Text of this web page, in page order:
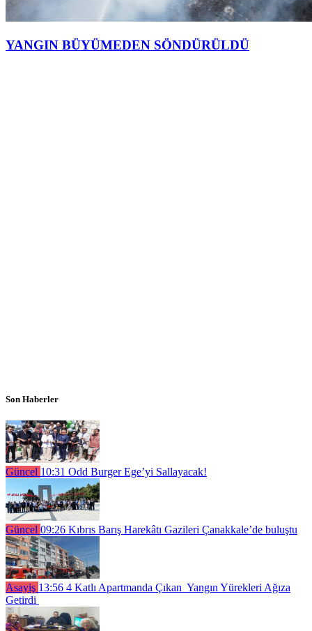
YANGIN BÜYÜMEDEN SÖNDÜRÜLDÜ
Son Haberler
Güncel 10:31 Odd Burger Ege’yi Sallayacak!
Güncel 09:26 Kıbrıs Barış Harekâtı Gazileri Çanakkale’de buluştu
Asayiş 13:56 4 Katlı Apartmanda Çıkan Yangın Yürekleri Ağıza
Getirdi